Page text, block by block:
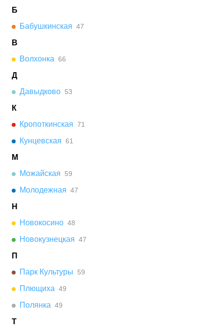
Б
Бабушкинская 47
В
Волхонка 66
Д
Давыдково 53
К
Кропоткинская 71
Кунцевская 61
М
Можайская
59
Молодежная 47
Н
Новокосино 48
Новокузнецкая 47
П
Парк Культуры
59
Плющиха 49
Полянка 49
Т